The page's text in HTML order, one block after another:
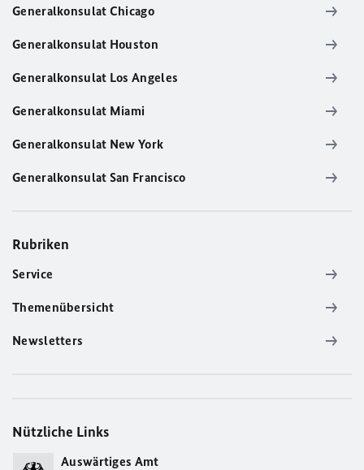
Generalkonsulat Chicago
Generalkonsulat Houston
Generalkonsulat Los Angeles
Generalkonsulat Miami
Generalkonsulat New York
Generalkonsulat San Francisco
Rubriken
Service
Themenübersicht
Newsletters
Nützliche Links
Auswärtiges Amt